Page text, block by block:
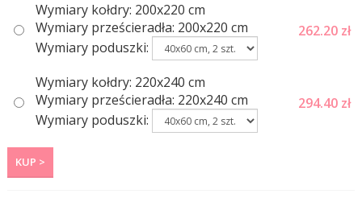
Wymiary kołdry: 200x220 cm
Wymiary prześcieradła: 200x220 cm
Wymiary poduszki:
262.20 zł
Wymiary kołdry: 220x240 cm
Wymiary prześcieradła: 220x240 cm
Wymiary poduszki:
294.40 zł
KUP >